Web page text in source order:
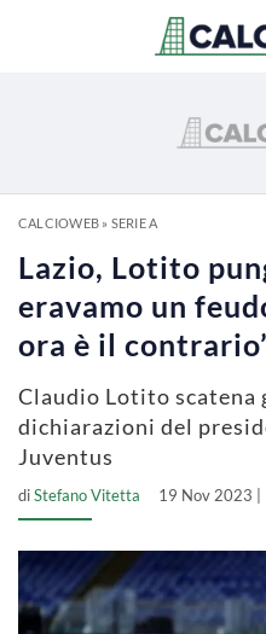
CALCIOWEB» SERIE A
Lazio, Lotito
eravamo un
ora è il
Claudio Lotito scatena
dichiarazioni del
Juventus
diStefano Vitetta 19 Nov 2023 |